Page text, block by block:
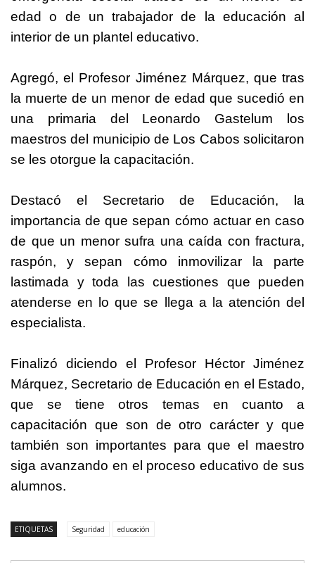
edad o de un trabajador de la educación al
interior de un plantel educativo.
Agregó, el Profesor Jiménez Márquez, que tras
la muerte de un menor de edad que sucedió en
una primaria del Leonardo Gastelum los
maestros del municipio de Los Cabos solicitaron
se les otorgue la capacitación.
Destacó el Secretario de Educación, la
importancia de que sepan cómo actuar en caso
de que un menor sufra una caída con fractura,
raspón, y sepan cómo inmovilizar la parte
lastimada y toda las cuestiones que pueden
atenderse en lo que se llega a la atención del
especialista.
Finalizó diciendo el Profesor Héctor Jiménez
Márquez, Secretario de Educación en el Estado,
que se tiene otros temas en cuanto a
capacitación que son de otro carácter y que
también son importantes para que el maestro
siga avanzando en el proceso educativo de sus
alumnos.
ETIQUETAS Seguridad educación